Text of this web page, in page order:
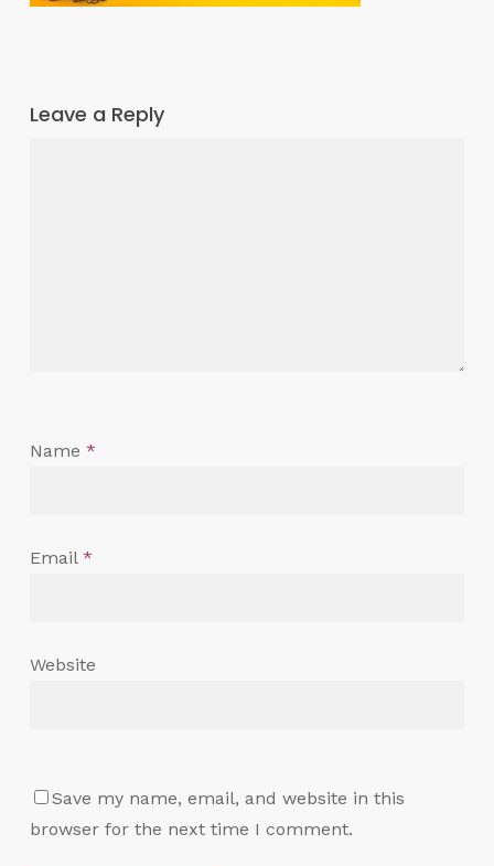
Leave a Reply
Name *
Email *
Website
Save my name, email, and website in this
browser for the next time I comment.